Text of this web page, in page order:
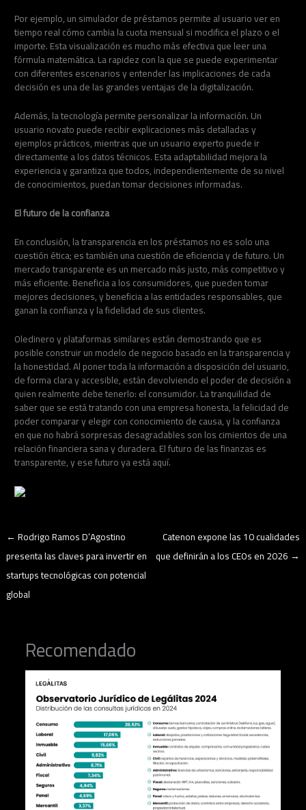
Por ejemplo, un simulador de préstamos permite al usuario ver en
tiempo real cómo cambia la cuota mensual si modifica el plazo o el
importe. Esta visualización es mucho más efectiva que leer una
fórmula matemática. La rapidez con la que se puede experimentar
con diferentes escenarios y entender las implicaciones de cada
decisión es una de las grandes ventajas de la digitalización.
Además, la tecnología permite personalizar la información. Un
usuario novato puede recibir explicaciones más detalladas y
ejemplos prácticos, mientras que un usuario experto puede ir
directamente a los datos técnicos. Esta adaptabilidad mejora la
experiencia y garantiza que todos, independientemente de su nivel
de conocimientos, puedan tomar decisiones informadas.
El futuro de la confianza
En conclusión, la transparencia en los préstamos no es solo una
cuestión ética; es también una cuestión de eficiencia y de futuro. Un
mercado transparente es un mercado más justo, más competitivo y
más eficiente. Beneficia a los consumidores, que pueden tomar
mejores decisiones, y beneficia a las entidades responsables, que
ganan la confianza y la fidelidad de sus clientes.
Oledinero y plataformas similares están demostrando que es
posible construir un modelo de negocio basado en la transparencia y
la honestidad. Al poner toda la información a disposición del usuario,
de forma clara y accesible, están devolviendo el poder de decisión a
quien realmente debe tenerlo: el consumidor. La tranquilidad de
saber que se está tratando con una empresa honesta, la felicidad de
poder comparar y elegir con conocimiento de causa, y la confianza
en que no habrá sorpresas desagradables son los cimientos de una
relación financiera sana y duradera. El futuro de las finanzas es
transparente, y ese futuro ya está aquí.
←Rodrigo Ramos D’Agostino
presenta las claves para invertir en
startups tecnológicas con potencial
global
Catenon expone las 10 cualidades
que definirán a los CEOs en 2026 →
Recomendado